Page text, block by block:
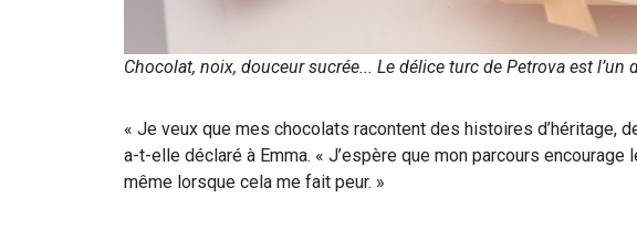
Chocolat, noix, douceur sucrée... Le délice turc de Petrova est
« Je veux que mes chocolats racontent des histoires d’héritage,
a-t-elle déclaré à Emma. « J’espère que mon parcours
même lorsque cela me fait peur. »